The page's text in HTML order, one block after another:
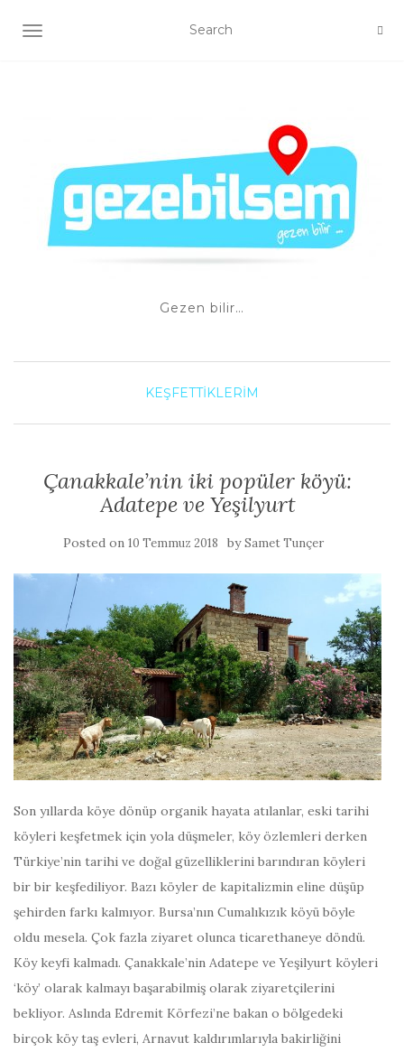
TOGGLE NAVIGATION
Gezen bilir…
KEŞFETTIKLERIM
Çanakkale’nin iki popüler köyü:
Adatepe ve Yeşilyurt
Posted on 10 Temmuz 2018 bySamet Tunçer
Son yıllarda köye dönüp organik hayata atılanlar, eski tarihi
köyleri keşfetmek için yola düşmeler, köy özlemleri derken
Türkiye’nin tarihi ve doğal güzelliklerini barındıran köyleri
bir bir keşfediliyor. Bazı köyler de kapitalizmin eline düşüp
şehirden farkı kalmıyor. Bursa’nın Cumalıkızık köyü böyle
oldu mesela. Çok fazla ziyaret olunca ticarethaneye döndü.
Köy keyfi kalmadı. Çanakkale’nin Adatepe ve Yeşilyurt köyleri
‘köy’ olarak kalmayı başarabilmiş olarak ziyaretçilerini
bekliyor. Aslında Edremit Körfezi’ne bakan o bölgedeki
birçok köy taş evleri, Arnavut kaldırımlarıyla bakirliğini